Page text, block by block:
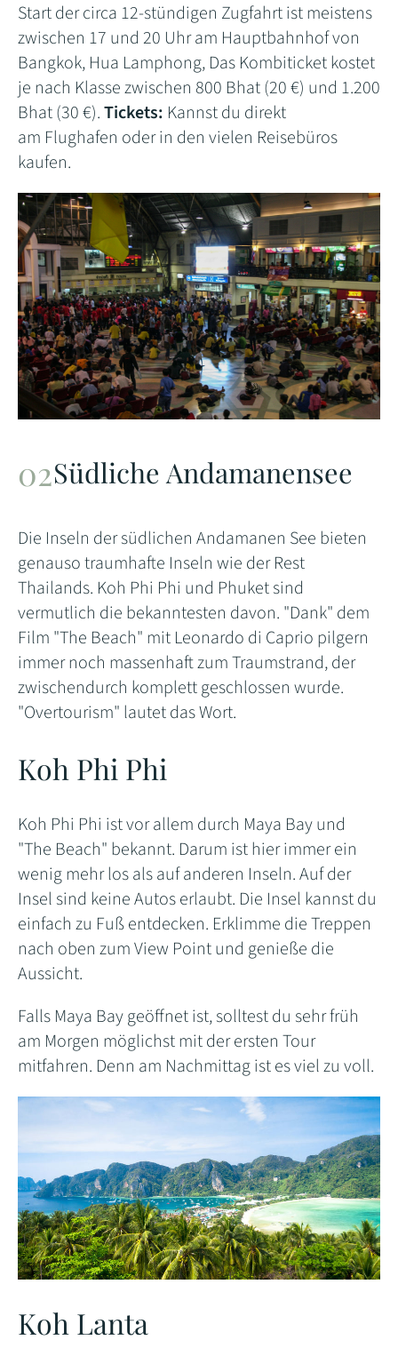
Start der circa 12-stündigen Zugfahrt ist meistens
zwischen 17 und 20 Uhr am Hauptbahnhof von
Bangkok, Hua Lamphong, Das Kombiticket kostet
je nach Klasse zwischen 800 Bhat (20 €) und 1.200
Bhat (30 €).Tickets: Kannst du direkt
am Flughafen oder in den vielen Reisebüros
kaufen.
Südliche Andamanensee
Die Inseln der südlichen Andamanen See bieten
genauso traumhafte Inseln wie der Rest
Thailands. Koh Phi Phi und Phuket sind
vermutlich die bekanntesten davon. "Dank" dem
Film "The Beach" mit Leonardo di Caprio pilgern
immer noch massenhaft zum Traumstrand, der
zwischendurch komplett geschlossen wurde.
"Overtourism" lautet das Wort.
Koh Phi Phi
Koh Phi Phi ist vor allem durch Maya Bay und
"The Beach" bekannt. Darum ist hier immer ein
wenig mehr los als auf anderen Inseln. Auf der
Insel sind keine Autos erlaubt. Die Insel kannst du
einfach zu Fuß entdecken. Erklimme die Treppen
nach oben zum View Point und genieße die
Aussicht.
Falls Maya Bay geöffnet ist, solltest du sehr früh
am Morgen möglichst mit der ersten Tour
mitfahren. Denn am Nachmittag ist es viel zu voll.
Koh Lanta